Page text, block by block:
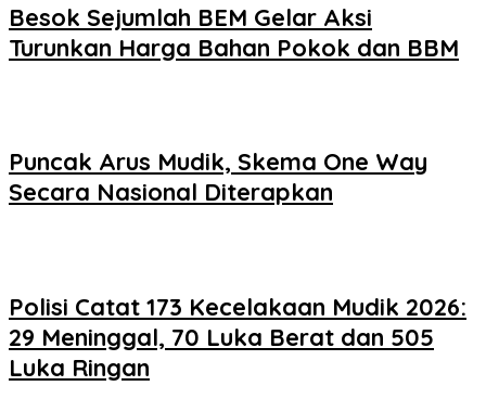
Besok Sejumlah BEM Gelar Aksi
Turunkan Harga Bahan Pokok dan BBM
Puncak Arus Mudik, Skema One Way
Secara Nasional Diterapkan
Polisi Catat 173 Kecelakaan Mudik 2026:
29 Meninggal, 70 Luka Berat dan 505
Luka Ringan